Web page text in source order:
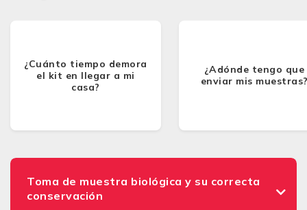
¿Cuánto tiempo demora
el kit en llegar a mi
casa?
¿Adónde tengo que
enviar mis
Toma de muestra biológica y su correcta
conservación